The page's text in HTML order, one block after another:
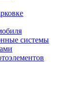
системы